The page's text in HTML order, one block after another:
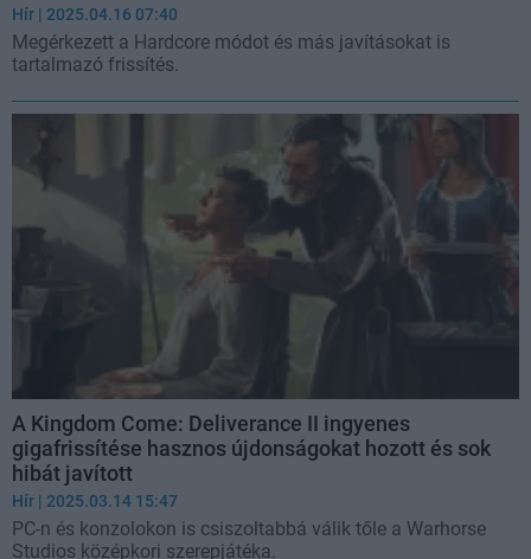
Hír | 2025.04.16 07:40
Megérkezett a Hardcore módot és más javításokat is
tartalmazó frissítés.
A Kingdom Come: Deliverance II ingyenes
gigafrissítése hasznos újdonságokat hozott és sok
hibát javított
Hír | 2025.03.14 15:47
PC-n és konzolokon is csiszoltabbá válik tőle a Warhorse
Studios középkori szerepjátéka.